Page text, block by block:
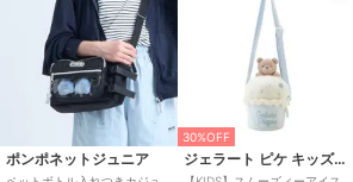
ポンポネットジュニア
30%OFF
ジェラート ピケ キッズ＆ベビー